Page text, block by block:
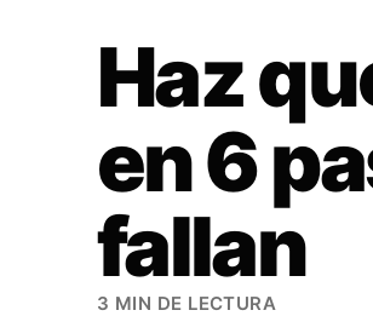
Haz
en 6
fallan
3 MIN DE LECTURA